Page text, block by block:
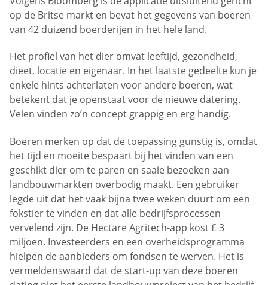
op de Britse markt en bevat het gegevens van boeren
van 42 duizend boerderijen in het hele land.
Het profiel van het dier omvat leeftijd, gezondheid,
dieet, locatie en eigenaar. In het laatste gedeelte kun je
enkele hints achterlaten voor andere boeren, wat
betekent dat je openstaat voor de nieuwe datering.
Velen vinden zo’n concept grappig en erg handig.
Boeren merken op dat de toepassing gunstig is, omdat
het tijd en moeite bespaart bij het vinden van een
geschikt dier om te paren en saaie bezoeken aan
landbouwmarkten overbodig maakt. Een gebruiker
legde uit dat het vaak bijna twee weken duurt om een
fokstier te vinden en dat alle bedrijfsprocessen
vervelend zijn. De Hectare Agritech-app kost £ 3
miljoen. Investeerders en een overheidsprogramma
hielpen de aanbieders om fondsen te werven. Het is
vermeldenswaard dat de start-up van deze boeren